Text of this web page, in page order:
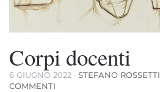
Corpi docenti
6 GIUGNO 2022 · STEFANO ROSSETTI
COMMENTI